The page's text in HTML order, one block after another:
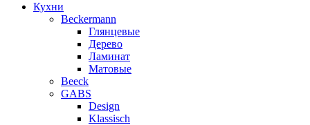
Кухни
Beckermann
Глянцевые
Дерево
Ламинат
Матовые
Beeck
GABS
Design
Klassisch